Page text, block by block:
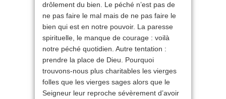
drôlement du bien. Le péché n’est pas de
ne pas faire le mal mais de ne pas faire le
bien qui est en notre pouvoir. La paresse
spirituelle, le manque de courage : voilà
notre péché quotidien. Autre tentation :
prendre la place de Dieu. Pourquoi
trouvons-nous plus charitables les vierges
folles que les vierges sages alors que le
Seigneur leur reproche sévèrement d’avoir